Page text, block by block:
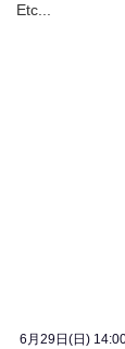
Etc...
6月29日(日)